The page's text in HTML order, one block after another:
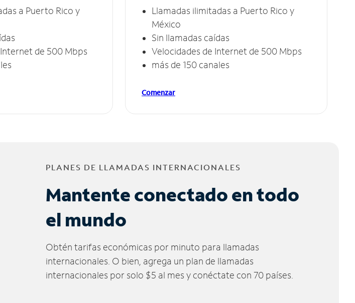
a Puerto Rico y
de 500 Mbps
Llamadas ilimitadas a Puerto Rico y
México
Sin llamadas caídas
Velocidades de Internet de 500 Mbps
más de 150 canales
Comenzar
PLANES DE LLAMADAS INTERNACIONALES
Mantente conectado en todo
el mundo
Obtén tarifas económicas por minuto para llamadas
internacionales. O bien, agrega un plan de llamadas
internacionales por solo $5 al mes y conéctate con 70 países.